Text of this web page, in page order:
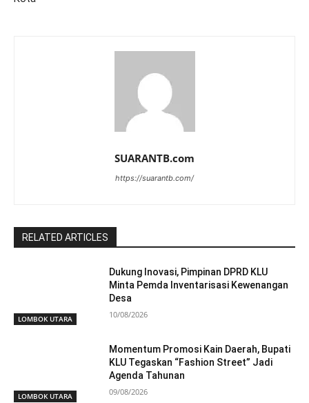
SUARANTB.com
https://suarantb.com/
RELATED ARTICLES
LOMBOK UTARA
Dukung Inovasi, Pimpinan DPRD KLU
Minta Pemda Inventarisasi Kewenangan
Desa
10/08/2026
LOMBOK UTARA
Momentum Promosi Kain Daerah, Bupati
KLU Tegaskan “Fashion Street” Jadi
Agenda Tahunan
09/08/2026